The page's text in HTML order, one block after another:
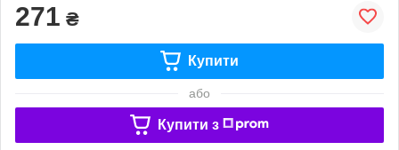
271 ₴
Купити
або
Купити з